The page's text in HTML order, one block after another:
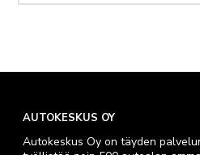
AUTOKESKUS OY
Autokeskus Oy on täyden